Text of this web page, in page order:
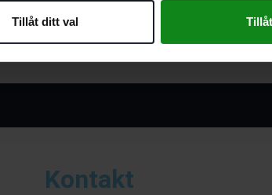
Tillåt ditt val
Kontakt